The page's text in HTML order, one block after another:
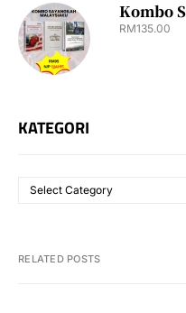
Kombo
RM135.00
KATEGORI
RELATED POSTS